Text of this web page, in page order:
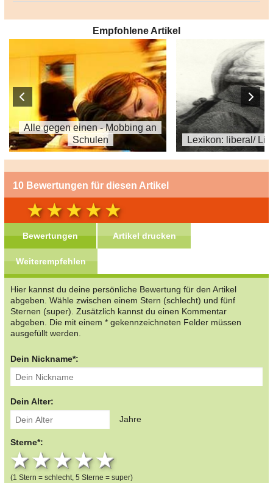
Empfohlene Artikel
Alle gegen einen - Mobbing an
Schulen
Lexikon: liberal/
10 Bewertungen für diesen Artikel
Bewertungen Artikel drucken
Weiterempfehlen
Hier kannst du deine persönliche Bewertung für den Artikel
abgeben. Wähle zwischen einem Stern (schlecht) und fünf
Sternen (super). Zusätzlich kannst du einen Kommentar
abgeben. Die mit einem * gekennzeichneten Felder müssen
ausgefüllt werden.
Dein Nickname*:
Dein Alter:
Jahre
Sterne*:
4 stars
3 stars
2 stars
1 star
(1 Stern = schlecht, 5 Sterne = super)